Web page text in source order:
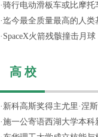
·骑行电动滑板车或比摩
·迄今最全质量最高的人
· SpaceX火箭残骸撞击月
高 校
· 新科高斯奖得主尤里·涅
·施一公寄语西湖大学本科